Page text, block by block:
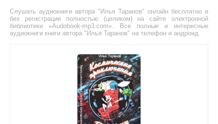
Слушать аудиокниги автора "Илья Таранов" онлайн бесплатно и
без регистрации полностью (целиком) на сайте электронной
библиотеки «Audobook-mp3.com». Все полные и интересные
аудиокниги книги автора "Илья Таранов" на телефон и андроид.